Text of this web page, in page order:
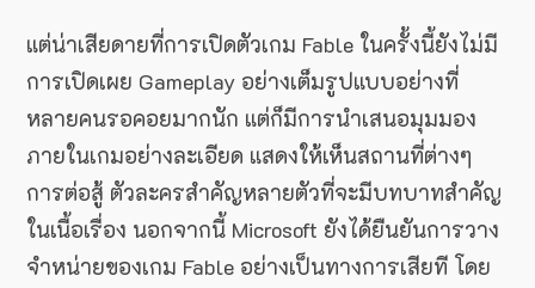
แต่น่าเสียดายที่การเปิดตัวเกม Fable ในครั้งนี้ยังไม่มี
การเปิดเผย Gameplay อย่างเต็มรูปแบบอย่างที่
หลายคนรอคอยมากนัก แต่ก็มีการนำเสนอมุมมอง
ภายในเกมอย่างละเอียด แสดงให้เห็นสถานที่ต่างๆ
การต่อสู้ ตัวละครสำคัญหลายตัวที่จะมีบทบาทสำคัญ
ในเนื้อเรื่อง นอกจากนี้ Microsoft ยังได้ยืนยันการวาง
จำหน่ายของเกม Fable อย่างเป็นทางการเสียที โดย